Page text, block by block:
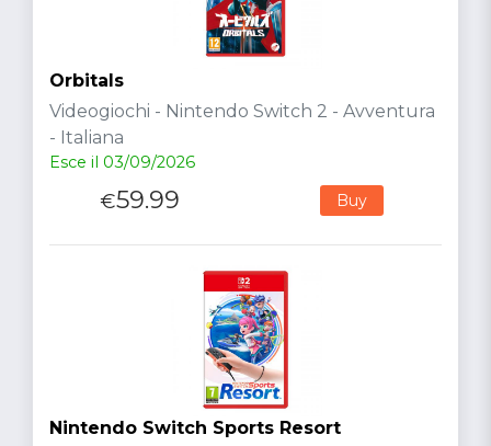
Orbitals
Videogiochi - Nintendo Switch 2 - Avventura
- Italiana
Esce il 03/09/2026
€59.99 Buy
Nintendo Switch Sports Resort